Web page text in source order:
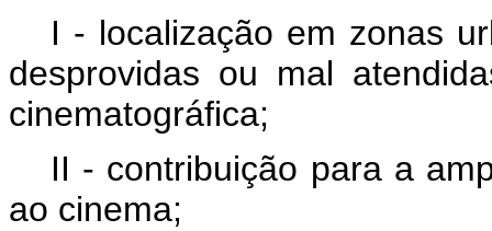
I - localização em zonas
desprovidas ou mal
cinematográfica;
II - contribuição para a
ao cinema;